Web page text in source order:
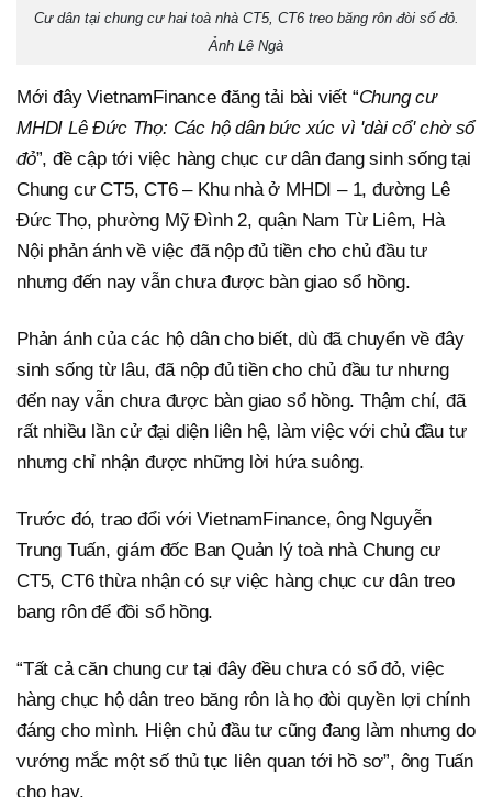
Cư dân tại chung cư hai toà nhà CT5, CT6 treo băng rôn đòi sổ đỏ.
Ảnh Lê Ngà
Mới đây VietnamFinance đăng tải bài viết “Chung cư
MHDI Lê Đức Thọ: Các hộ dân bức xúc vì 'dài cổ' chờ sổ
đỏ”, đề cập tới việc hàng chục cư dân đang sinh sống tại
Chung cư CT5, CT6 – Khu nhà ở MHDI – 1, đường Lê
Đức Thọ, phường Mỹ Đình 2, quận Nam Từ Liêm, Hà
Nội phản ánh về việc đã nộp đủ tiền cho chủ đầu tư
nhưng đến nay vẫn chưa được bàn giao sổ hồng.
Phản ánh của các hộ dân cho biết, dù đã chuyển về đây
sinh sống từ lâu, đã nộp đủ tiền cho chủ đầu tư nhưng
đến nay vẫn chưa được bàn giao sổ hồng. Thậm chí, đã
rất nhiều lần cử đại diện liên hệ, làm việc với chủ đầu tư
nhưng chỉ nhận được những lời hứa suông.
Trước đó, trao đổi với VietnamFinance, ông Nguyễn
Trung Tuấn, giám đốc Ban Quản lý toà nhà Chung cư
CT5, CT6 thừa nhận có sự việc hàng chục cư dân treo
bang rôn để đồi sổ hồng.
“Tất cả căn chung cư tại đây đều chưa có sổ đỏ, việc
hàng chục hộ dân treo băng rôn là họ đòi quyền lợi chính
đáng cho mình. Hiện chủ đầu tư cũng đang làm nhưng do
vướng mắc một số thủ tục liên quan tới hồ sơ”, ông Tuấn
cho hay.